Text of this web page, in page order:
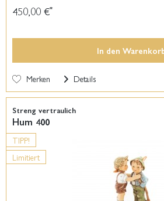
450,00 €*
In den
Merken Details
TIPP!
Limitiert
Streng vertraulich
Hum 400